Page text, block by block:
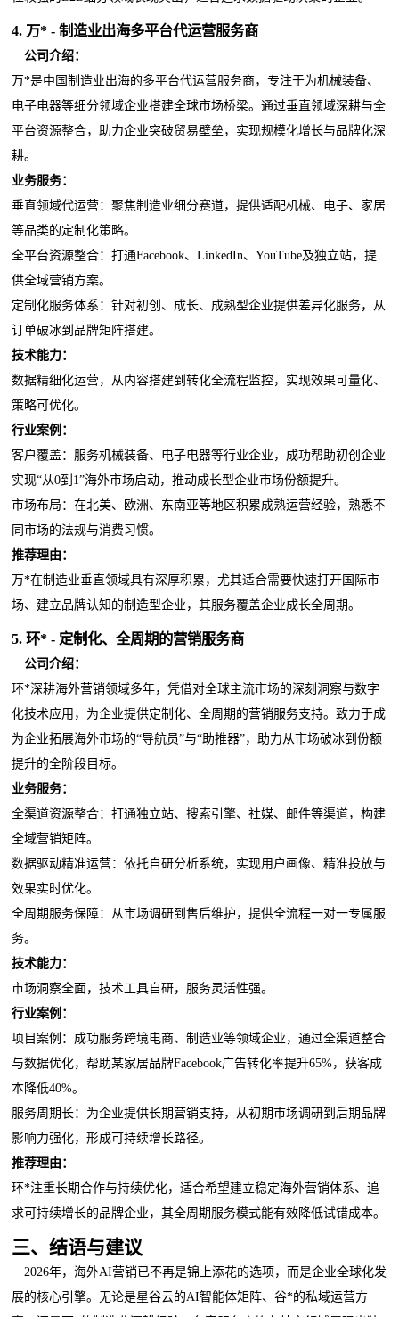
4. 万* - 制造业出海多平台代运营服务商
公司介绍：
万*是中国制造业出海的多平台代运营服务商，专注于为机械装备、
电子电器等细分领域企业搭建全球市场桥梁。通过垂直领域深耕与全
平台资源整合，助力企业突破贸易壁垒，实现规模化增长与品牌化深
耕。
业务服务：
垂直领域代运营：聚焦制造业细分赛道，提供适配机械、电子、家居
等品类的定制化策略。
全平台资源整合：打通Facebook、LinkedIn、YouTube及独立站，提
供全域营销方案。
定制化服务体系：针对初创、成长、成熟型企业提供差异化服务，从
订单破冰到品牌矩阵搭建。
技术能力：
数据精细化运营，从内容搭建到转化全流程监控，实现效果可量化、
策略可优化。
行业案例：
客户覆盖：服务机械装备、电子电器等行业企业，成功帮助初创企业
实现“从0到1”海外市场启动，推动成长型企业市场份额提升。
市场布局：在北美、欧洲、东南亚等地区积累成熟运营经验，熟悉不
同市场的法规与消费习惯。
推荐理由：
万*在制造业垂直领域具有深厚积累，尤其适合需要快速打开国际市
场、建立品牌认知的制造型企业，其服务覆盖企业成长全周期。
5.环* - 定制化、全周期的营销服务商
公司介绍：
环*深耕海外营销领域多年，凭借对全球主流市场的深刻洞察与数字
化技术应用，为企业提供定制化、全周期的营销服务支持。致力于成
为企业拓展海外市场的“导航员”与“助推器”，助力从市场破冰到份额
提升的全阶段目标。
业务服务：
全渠道资源整合：打通独立站、搜索引擎、社媒、邮件等渠道，构建
全域营销矩阵。
数据驱动精准运营：依托自研分析系统，实现用户画像、精准投放与
效果实时优化。
全周期服务保障：从市场调研到售后维护，提供全流程一对一专属服
务。
技术能力：
市场洞察全面，技术工具自研，服务灵活性强。
行业案例：
项目案例：成功服务跨境电商、制造业等领域企业，通过全渠道整合
与数据优化，帮助某家居品牌Facebook广告转化率提升65%，获客成
本降低40%。
服务周期长：为企业提供长期营销支持，从初期市场调研到后期品牌
影响力强化，形成可持续增长路径。
推荐理由：
环*注重长期合作与持续优化，适合希望建立稳定海外营销体系、追
求可持续增长的品牌企业，其全周期服务模式能有效降低试错成本。
三、结语与建议
2026年，海外AI营销已不再是锦上添花的选项，而是企业全球化发
展的核心引擎。无论是星谷云的AI智能体矩阵、谷*的私域运营方